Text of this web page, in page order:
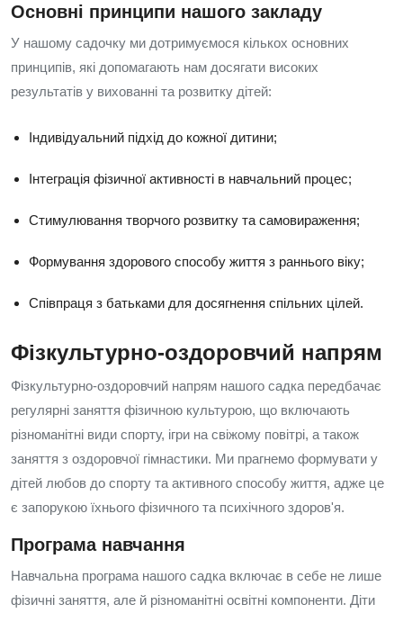
Основні принципи нашого закладу
У нашому садочку ми дотримуємося кількох основних
принципів, які допомагають нам досягати високих
результатів у вихованні та розвитку дітей:
Індивідуальний підхід до кожної дитини;
Інтеграція фізичної активності в навчальний процес;
Стимулювання творчого розвитку та самовираження;
Формування здорового способу життя з раннього віку;
Співпраця з батьками для досягнення спільних цілей.
Фізкультурно-оздоровчий напрям
Фізкультурно-оздоровчий напрям нашого садка передбачає
регулярні заняття фізичною культурою, що включають
різноманітні види спорту, ігри на свіжому повітрі, а також
заняття з оздоровчої гімнастики. Ми прагнемо формувати у
дітей любов до спорту та активного способу життя, адже це
є запорукою їхнього фізичного та психічного здоров'я.
Програма навчання
Навчальна програма нашого садка включає в себе не лише
фізичні заняття, але й різноманітні освітні компоненти. Діти